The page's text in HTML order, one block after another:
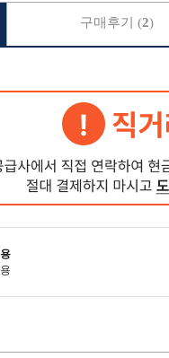
구매후기 (2)